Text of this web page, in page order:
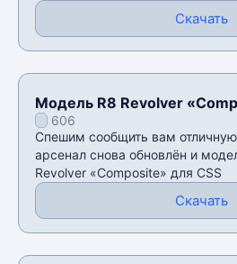
Скачать
Модель R8 Revolver
v34606
Спешим сообщить вам
арсенал снова обновлён и
Revolver «Composite» для CSS
Скачать